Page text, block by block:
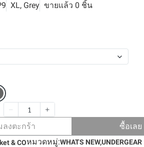
XL, Grey ขายแล้ว 0 ชิ้น
ลงตะกร้า
ซื้อเลย
& COหมวดหมู่:WHATS NEW,UNDERGEAR